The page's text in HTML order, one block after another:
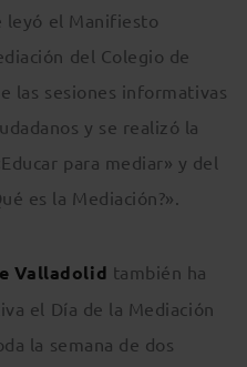
leyó el Manifiesto
del Colegio de
las sesiones informativas
y se realizó la
para mediar» y del
es la Mediación?».
Valladolid también ha
el Día de la Mediación
la semana de dos